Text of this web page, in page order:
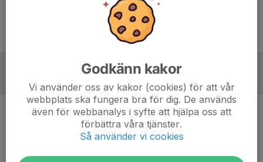
Ingen uppställning ifylld
Referat
Inget referat skrivet
Godkänn kakor
Vi använder oss av kakor (cookies) för att vår
webbplats ska fungera bra för dig. De används
även för webbanalys i syfte att hjälpa oss att
förbättra våra tjänster.
Så använder vi cookies